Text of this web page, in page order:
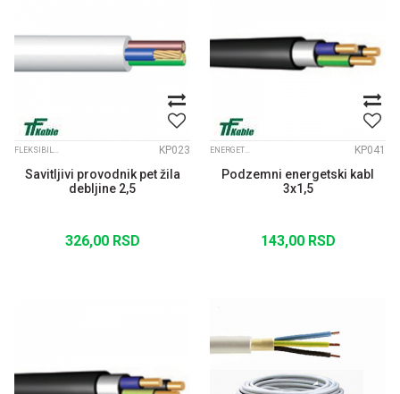
FLEKSIBILNI KABLOVI KP023
Savitljivi provodnik pet žila
debljine 2,5
326,00 RSD
ENERGETSKI KABLOVI KP041
Podzemni energetski kabl
3x1,5
143,00 RSD